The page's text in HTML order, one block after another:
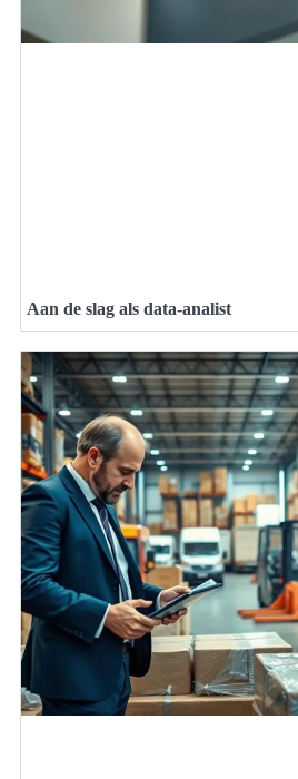
Aan de slag als data-analist